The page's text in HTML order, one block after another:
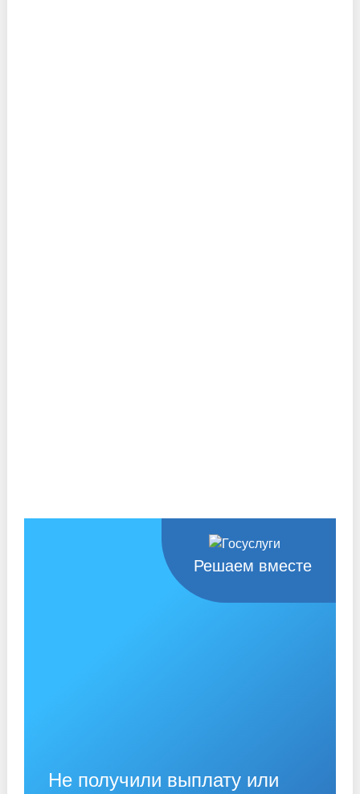
Решаем вместе
Не получили выплату или